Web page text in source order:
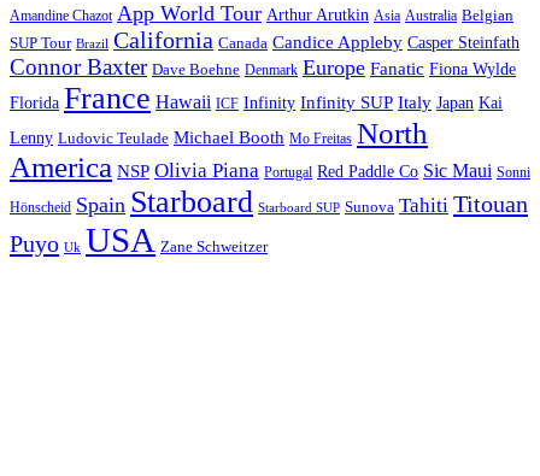
Amandine Chazot App World Tour Arthur Arutkin Asia Australia Belgian
SUP Tour Brazil California Canada Candice Appleby Casper Steinfath
Connor Baxter Dave Boehne Denmark Europe Fanatic Fiona Wylde
Florida France Hawaii ICF Infinity Infinity SUP Italy Japan Kai
Lenny Ludovic Teulade Michael Booth Mo Freitas North
America NSP Olivia Piana Portugal Red Paddle Co Sic Maui Sonni
Hönscheid Spain Starboard Starboard SUP Sunova Tahiti Titouan
Puyo Uk USA Zane Schweitzer